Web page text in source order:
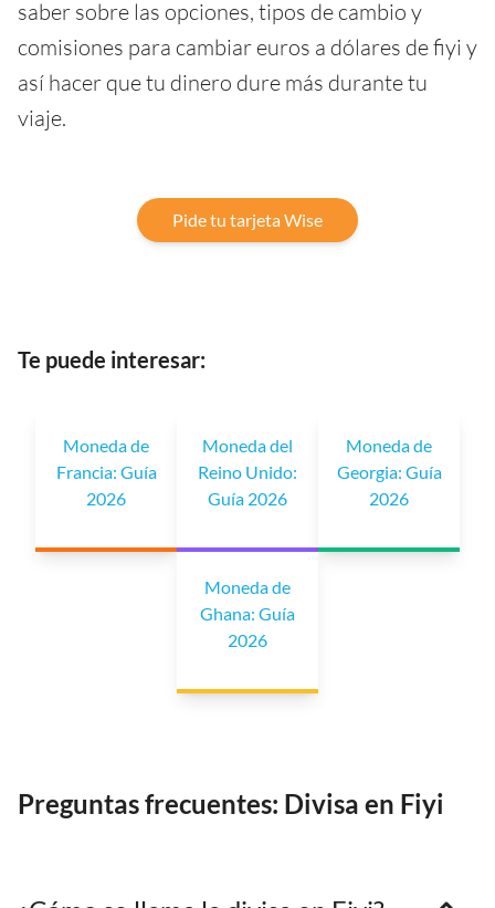
saber sobre las opciones, tipos de cambio y
comisiones para cambiar euros a dólares de fiyi y
así hacer que tu dinero dure más durante tu
viaje.
Pide tu tarjeta Wise
Te puede interesar:
Moneda de
Francia: Guía
2026
Moneda del
Reino Unido:
Guía 2026
Moneda de
Georgia: Guía
2026
Moneda de
Ghana: Guía
2026
Preguntas frecuentes: Divisa en Fiyi